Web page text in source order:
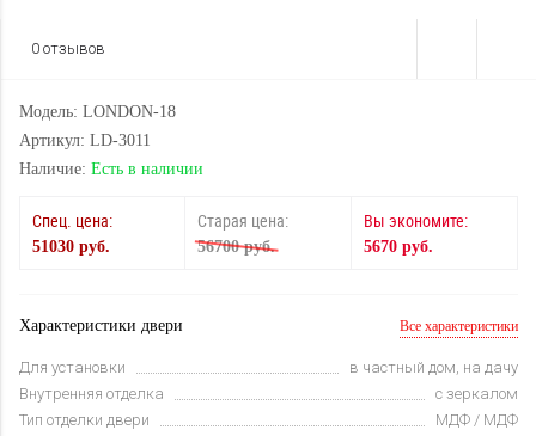
0 отзывов
Модель: LONDON-18
Артикул: LD-3011
Наличие: Есть в наличии
Спец. цена:
51030 руб.
Старая цена:
56700 руб.
Вы экономите:
5670 руб.
Характеристики двери Все характеристики
Для установки
в частный дом, на дачу
Внутренняя отделка
с зеркалом
Тип отделки двери
МДФ / МДФ